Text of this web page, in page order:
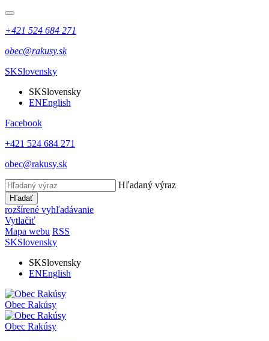
+421 524 684 271
obec@rakusy.sk
SKSlovensky
SKSlovensky
ENEnglish
Facebook
+421 524 684 271
obec@rakusy.sk
Hľadaný výraz
Hľadať
rozšírené vyhľadávanie
Vytlačiť
Mapa webu RSS
SKSlovensky
SKSlovensky
ENEnglish
Obec Rakúsy
Obec Rakúsy